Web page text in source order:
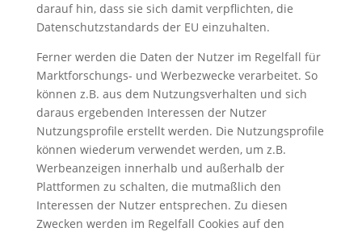
darauf hin, dass sie sich damit verpflichten, die
Datenschutzstandards der EU einzuhalten.
Ferner werden die Daten der Nutzer im Regelfall für
Marktforschungs- und Werbezwecke verarbeitet. So
können z.B. aus dem Nutzungsverhalten und sich
daraus ergebenden Interessen der Nutzer
Nutzungsprofile erstellt werden. Die Nutzungsprofile
können wiederum verwendet werden, um z.B.
Werbeanzeigen innerhalb und außerhalb der
Plattformen zu schalten, die mutmaßlich den
Interessen der Nutzer entsprechen. Zu diesen
Zwecken werden im Regelfall Cookies auf den